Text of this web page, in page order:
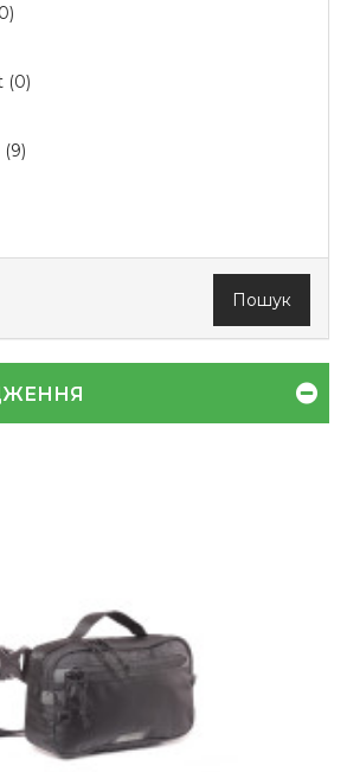
(0)
Пошук